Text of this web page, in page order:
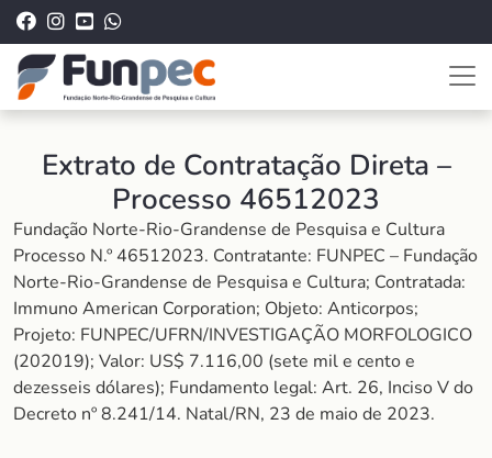
Extrato de Contratação Direta –
Processo 46512023
Fundação Norte-Rio-Grandense de Pesquisa e Cultura
Processo N.º 46512023. Contratante: FUNPEC – Fundação
Norte-Rio-Grandense de Pesquisa e Cultura; Contratada:
Immuno American Corporation; Objeto: Anticorpos;
Projeto: FUNPEC/UFRN/INVESTIGAÇÃO MORFOLOGICO
(202019); Valor: US$ 7.116,00 (sete mil e cento e
dezesseis dólares); Fundamento legal: Art. 26, Inciso V do
Decreto nº 8.241/14. Natal/RN, 23 de maio de 2023.